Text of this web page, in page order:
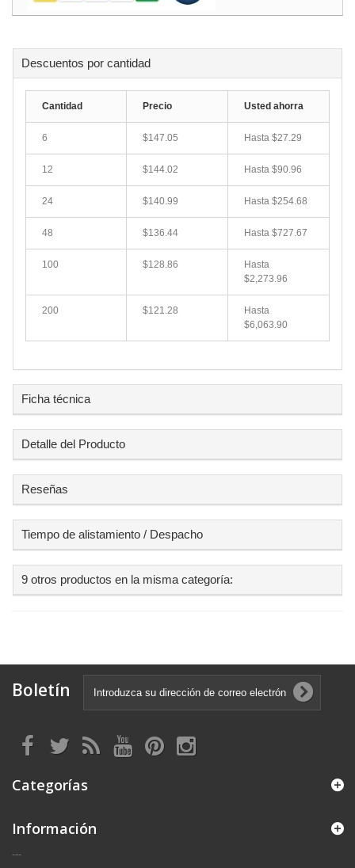
Descuentos por cantidad
Cantidad Precio Usted ahorra
6 $147.05 Hasta $27.29
12 $144.02 Hasta $90.96
24 $140.99 Hasta $254.68
48 $136.44 Hasta $727.67
100 $128.86
Hasta
$2,273.96
200 $121.28
Hasta
$6,063.90
Ficha técnica
Detalle del Producto
Reseñas
Tiempo de alistamiento / Despacho
9 otros productos en la misma categoría:
Boletín
Categorías
Información
---